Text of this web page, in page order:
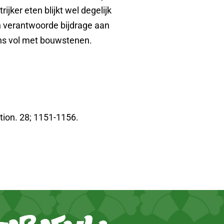
eten blijkt wel degelijk
bijdrage aan
vol met bouwstenen.
28; 1151-1156.